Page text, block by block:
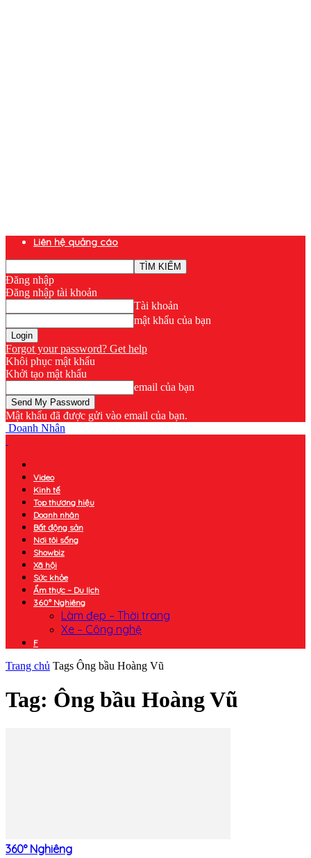
Liên hệ quảng cáo
Đăng nhập
Đăng nhập tài khoản
Tài khoản
mật khẩu của bạn
Forgot your password? Get help
Khôi phục mật khẩu
Khởi tạo mật khẩu
email của bạn
Mật khẩu đã được gửi vào email của bạn.
Doanh Nhân
Video
Kinh tế
Top thương hiệu
Doanh nhân
Bất động sản
Nơi tôi sống
Showbiz
Xã hội
Sức khỏe
Ẩm thực – Du lịch
360° Nghiêng
Làm đẹp – Thời trang
Xe – Công nghệ
F
Trang chủ Tags Ông bầu Hoàng Vũ
Tag: Ông bầu Hoàng Vũ
360° Nghiêng